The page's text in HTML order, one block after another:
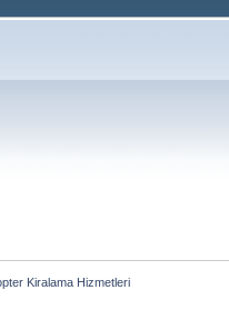
Kiralama Hizmetleri